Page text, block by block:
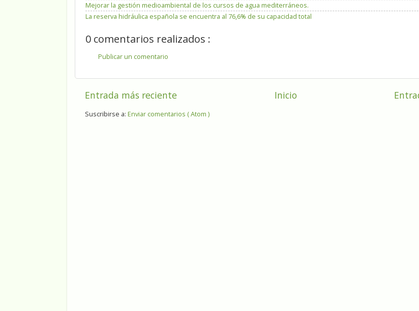
Mejorar la gestión medioambiental de los cursos de agua mediterráneos.
La reserva hidráulica española se encuentra al 76,6% de su capacidad total
0 comentarios realizados :
Publicar un comentario
Entrada más reciente Inicio
Suscribirse a: Enviar comentarios ( Atom )